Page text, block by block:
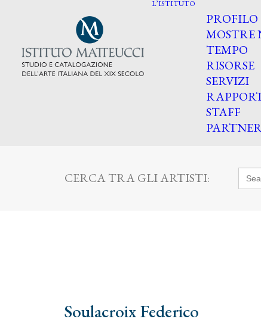
L’ISTITUTO
PROFILO
MOSTRE
TEMPO
RISORSE
SERVIZI
STAFF
CERCA TRA GLI ARTISTI: for:
Soulacroix Federico